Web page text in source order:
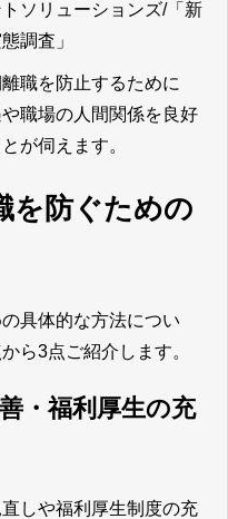
ソリューションズ/「新
調査」
職を防止するために
職場の人間関係を良好
が伺えます。
を防ぐための
具体的な方法につい
ら3点ご紹介します。
・福利厚生の充
しや福利厚生制度の充